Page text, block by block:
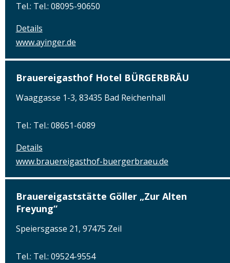
Tel.: Tel.: 08095-90650
Details
www.ayinger.de
Brauereigasthof Hotel BÜRGERBRÄU
Waaggasse 1-3, 83435 Bad Reichenhall
Tel.: Tel.: 08651-6089
Details
www.brauereigasthof-buergerbraeu.de
Brauereigaststätte Göller „Zur Alten
Freyung“
Speiersgasse 21, 97475 Zeil
Tel.: Tel.: 09524-9554